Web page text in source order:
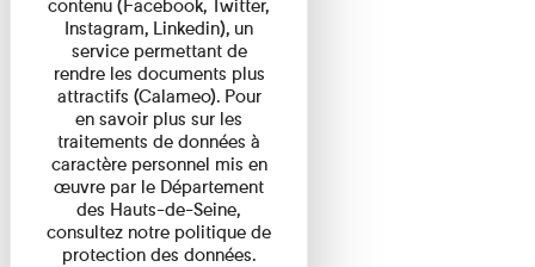
contenu (Facebook, Twitter,
Instagram, Linkedin), un
service permettant de
rendre les documents plus
attractifs (Calameo). Pour
en savoir plus sur les
traitements de données à
caractère personnel mis en
œuvre par le Département
des Hauts-de-Seine,
consultez notre politique de
protection des données.